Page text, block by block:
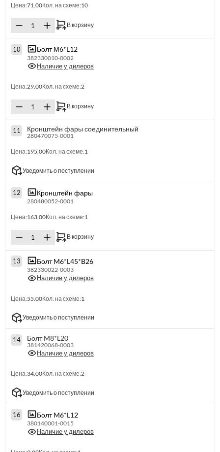
Цена:71.00Кол. на схеме:10
В корзину
10 Болт М6*L12
382330010-0002
Наличие у дилеров
Цена:29.00Кол. на схеме:2
В корзину
11 Кронштейн фары соединительный
280470075-0001
Цена:195.00Кол. на схеме:1
Уведомить о поступлении
12 Кронштейн фары
280480052-0001
Цена:163.00Кол. на схеме:1
В корзину
13 Болт M6*L45*B26
382330022-0003
Наличие у дилеров
Цена:55.00Кол. на схеме:1
Уведомить о поступлении
14 Болт M8*L20
381420068-0003
Наличие у дилеров
Цена:34.00Кол. на схеме:2
Уведомить о поступлении
16 Болт M6*L12
380140001-0015
Наличие у дилеров